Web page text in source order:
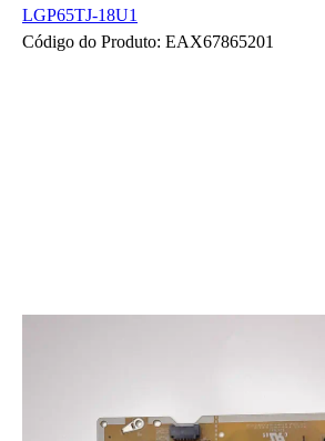
LGP65TJ-18U1
Código do Produto: EAX67865201